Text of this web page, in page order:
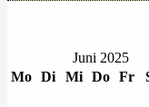
Juni 2025
Mo Di Mi Do Fr